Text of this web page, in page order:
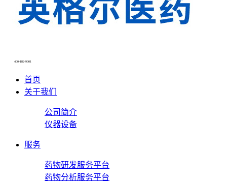
400-182-9001
首页
关于我们
公司简介
仪器设备
服务
药物研发服务平台
药物分析服务平台